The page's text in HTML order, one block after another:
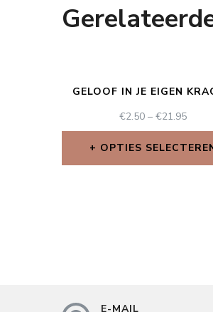
GELOOF IN JE EIGEN
€2.50 –€21.95
OPTIES
E-MAIL